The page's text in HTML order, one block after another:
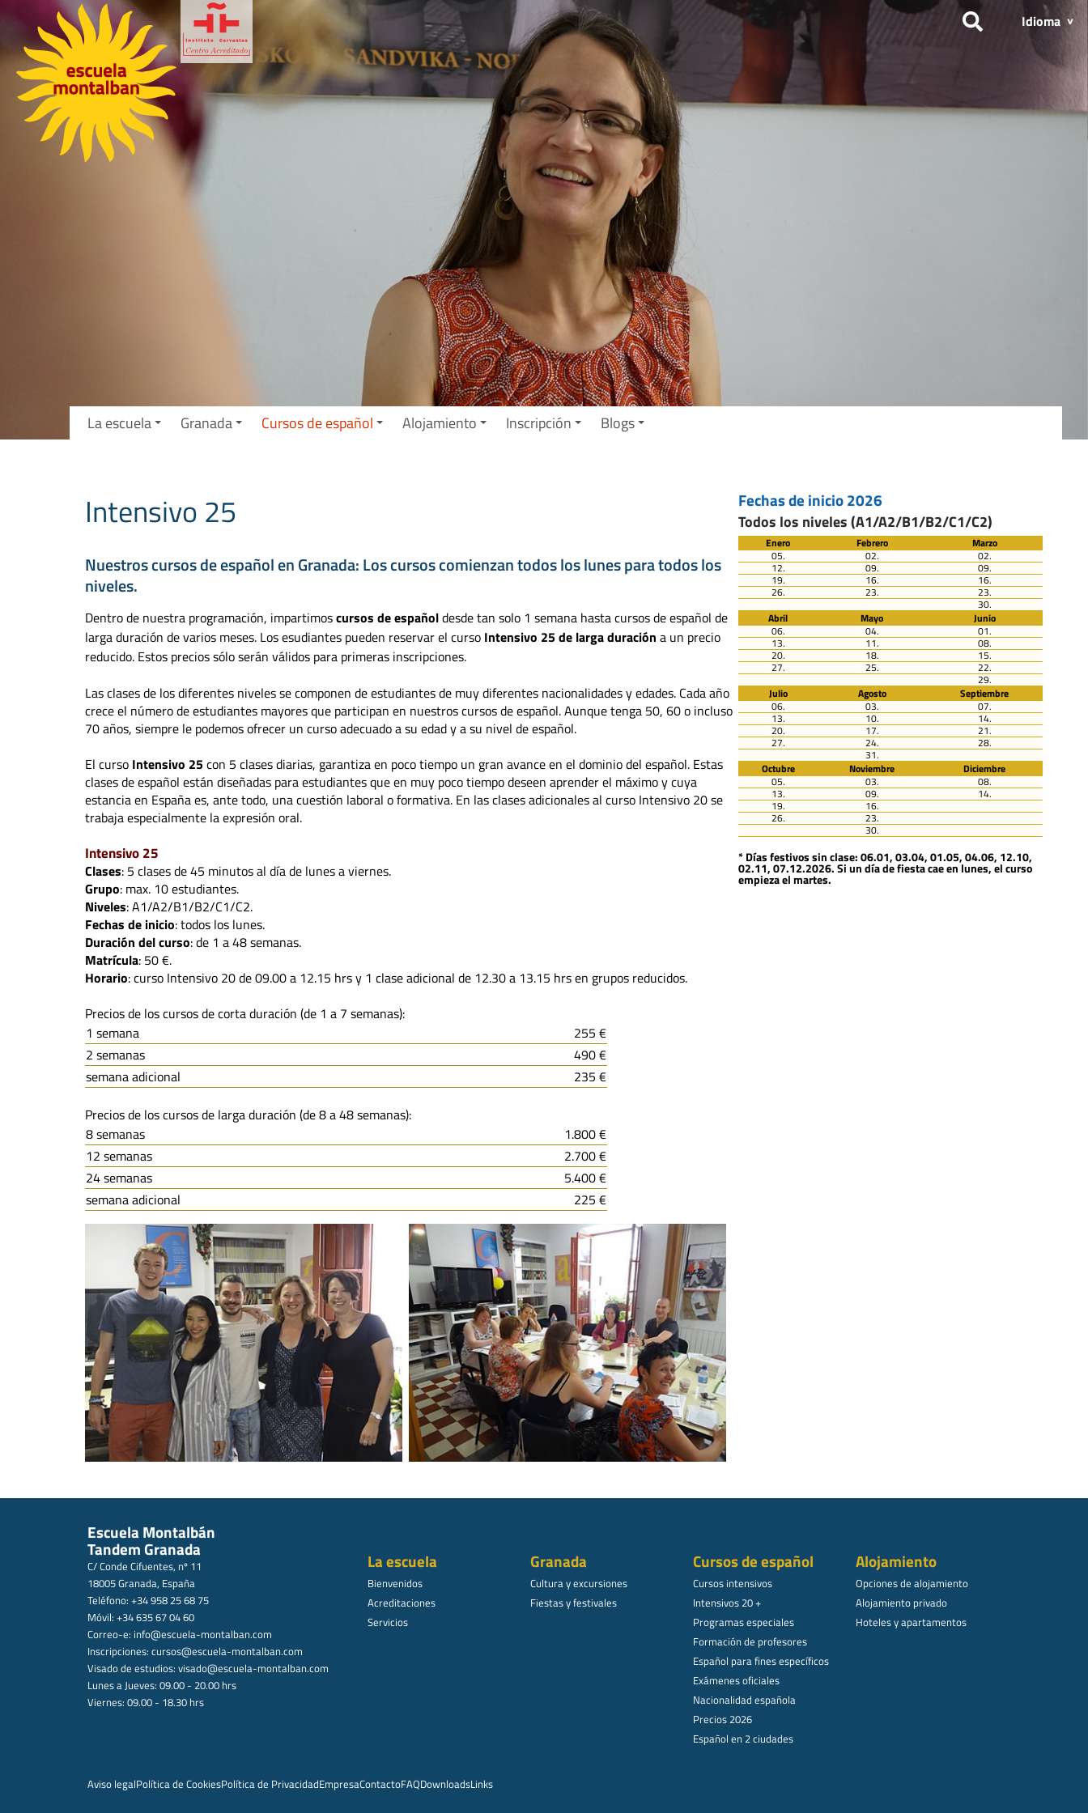
Idioma
La escuela Granada Cursos de español Alojamiento Inscripción Blogs
Intensivo 25
Nuestros cursos de español en Granada: Los cursos comienzan todos los lunes para todos los
niveles.
Dentro de nuestra programación, impartimoscursos de españoldesde tan solo 1 semana hasta cursos de español de
larga duración de varios meses. Los esudiantes pueden reservar el curso Intensivo 25 de larga duración a un precio
reducido. Estos precios sólo serán válidos para primeras inscripciones.
Las clases de los diferentes niveles se componen de estudiantes de muy diferentes nacionalidades y edades. Cada año
crece el número de estudiantes mayores que participan en nuestros cursos de español. Aunque tenga 50, 60 o incluso
70 años, siempre le podemos ofrecer un curso adecuado a su edad y a su nivel de español.
El curso Intensivo 25con 5 clases diarias, garantiza en poco tiempo un gran avance en el dominio del español. Estas
clases de español están diseñadas para estudiantes que en muy poco tiempo deseen aprender el máximo y cuya
estancia en España es, ante todo, una cuestión laboral o formativa. En las clases adicionales al curso Intensivo 20 se
trabaja especialmente la expresión oral.
Intensivo 25
Clases: 5 clases de 45 minutos al día de lunes a viernes.
Grupo: max. 10 estudiantes.
Niveles: A1/A2/B1/B2/C1/C2.
Fechas de inicio: todos los lunes.
Duración del curso: de 1 a 48 semanas.
Matrícula: 50 €.
Horario: curso Intensivo 20 de 09.00 a 12.15 hrs y 1 clase adicional de 12.30 a 13.15 hrs en grupos reducidos.
Precios de los cursos de corta duración (de 1 a 7 semanas):
1 semana
255 €
2 semanas
490 €
semana adicional
235 €
Precios de los cursos de larga duración (de 8 a 48 semanas):
8 semanas
1.800 €
12 semanas
2.700 €
24 semanas
5.400 €
semana adicional
225 €
Fechas de inicio 2026
Todos los niveles (A1/A2/B1/B2/C1/C2)
Enero Febrero
Marzo
05.
02. 02.
12. 09. 09.
19. 16. 16.
26. 23. 23.
30.
Abril
Mayo
Junio
06.
04. 01.
13. 11. 08.
20. 18. 15.
27. 25. 22.
29.
Julio
Agosto
Septiembre
06.
03. 07.
13. 10. 14.
20. 17. 21.
27. 24. 28.
31.
Octubre
Noviembre
Diciembre
05.
03. 08.
13. 09. 14.
19. 16.
26. 23.
30.
* Días festivos sin clase: 06.01, 03.04, 01.05, 04.06, 12.10,
02.11, 07.12.2026. Si un día de fiesta cae en lunes, el curso
empieza el martes.
Escuela Montalbán
Tandem Granada
C/ Conde Cifuentes, nº 11
18005 Granada, España
Teléfono: +34 958 25 68 75
Móvil: +34 635 67 04 60
Correo-e: info@escuela-montalban.com
Inscripciones: cursos@escuela-montalban.com
Visado de estudios: visado@escuela-montalban.com
Lunes a Jueves: 09.00 - 20.00 hrs
Viernes: 09.00 - 18.30 hrs
La escuela
Bienvenidos
Acreditaciones
Servicios
Granada
Cultura y excursiones
Fiestas y festivales
Cursos de español
Cursos intensivos
Intensivos 20 +
Programas especiales
Formación de profesores
Español para fines específicos
Exámenes oficiales
Nacionalidad española
Precios 2026
Español en 2 ciudades
Alojamiento
Opciones de alojamiento
Alojamiento privado
Hoteles y apartamentos
Aviso legalPolítica de CookiesPolítica de PrivacidadEmpresaContactoFAQDownloadsLinks